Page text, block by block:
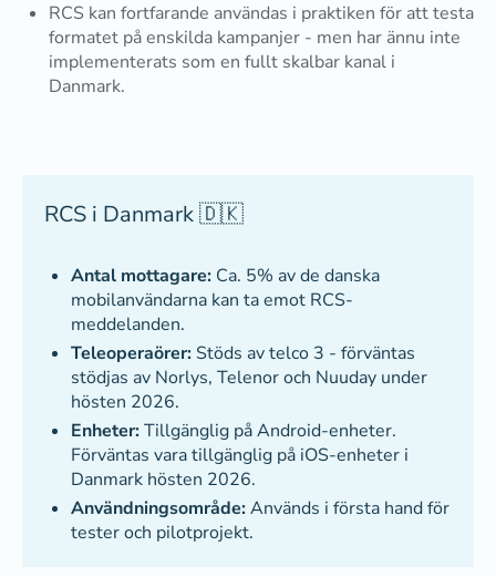
RCS kan fortfarande användas i praktiken för att testa
formatet på enskilda kampanjer - men har ännu inte
implementerats som en fullt skalbar kanal i
Danmark.
RCS i Danmark 🇩🇰
Antal mottagare: Ca. 5% av de danska
mobilanvändarna kan ta emot RCS-
meddelanden.
Teleoperaörer: Stöds av telco 3 - förväntas
stödjas av Norlys, Telenor och Nuuday under
hösten 2026.
Enheter:Tillgänglig på Android-enheter.
Förväntas vara tillgänglig på iOS-enheter i
Danmark hösten 2026.
Användningsområde:Används i första hand för
tester och pilotprojekt.